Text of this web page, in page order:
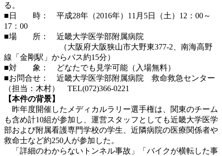
る。
■日 時： 平成28年（2016年）11月5日（土）12：00～
17：00
■場 所： 近畿大学医学部附属病院
（大阪府大阪狭山市大野東377-2、南海高野
線「金剛駅」からバス約15分）
■対 象： どなたでも見学可能（入場無料）
■お問合せ： 近畿大学医学部附属病院 救命救急センター
（担当：木村） TEL(072)366-0221
【本件の背景】
昨年度開催したメディカルラリー選手権は、関東のチーム
も含め計10組が参加し、運営スタッフとしても近畿大学医学
部および附属看護専門学校の学生、近隣病院の医療関係者や
救命士など約250人が参加した。
「詳細のわからないトンネル事故」「バイクが横転した事